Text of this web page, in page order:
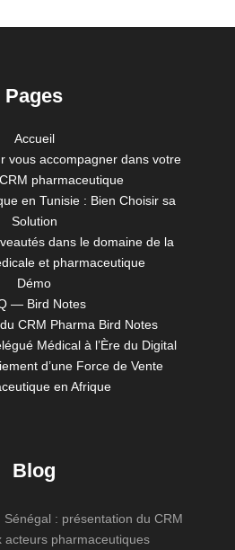
Pages
Accueil
vous accompagner dans votre
pharmaceutique
en Tunisie : Bien Choisir sa
Solution
dans le domaine de la
et pharmaceutique
Démo
— Bird Notes
CRM Pharma Bird Notes
Médical à l’Ère du Digital
d’une Force de Vente
en Afrique
Blog
Sénégal : présentation du CRM
acteurs pharmaceutiques